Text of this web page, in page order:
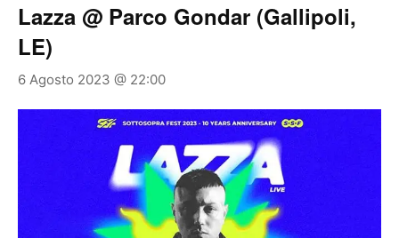
Lazza @ Parco Gondar (Gallipoli,
LE)
6 Agosto 2023 @ 22:00